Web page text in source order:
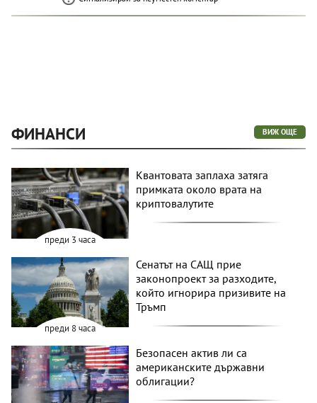
ФИНАНСИ ВИЖ ОЩЕ
преди 3 часа
Квантовата заплаха затяга
примката около врата на
криптовалутите
преди 8 часа
Сенатът на САЩ прие
законопроект за разходите,
който игнорира призивите на
Тръмп
Безопасен актив ли са
американските държавни
облигации?